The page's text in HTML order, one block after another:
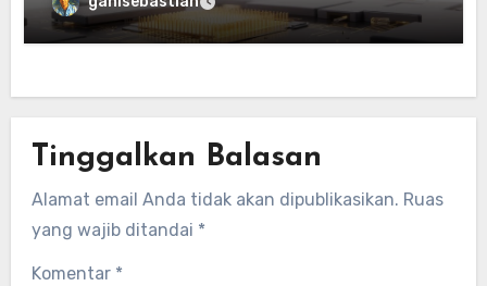
Tinggalkan Balasan
Alamat email Anda tidak akan dipublikasikan. Ruas
yang wajib ditandai *
Komentar *